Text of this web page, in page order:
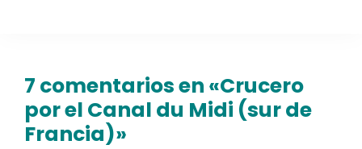
7 comentarios en «Crucero
por el Canal du Midi (sur de
Francia)»